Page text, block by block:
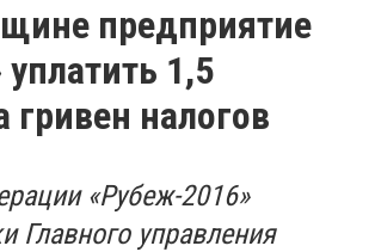
предприятие
1,5
гривен налогов
«Рубеж-2016»
Главного управления